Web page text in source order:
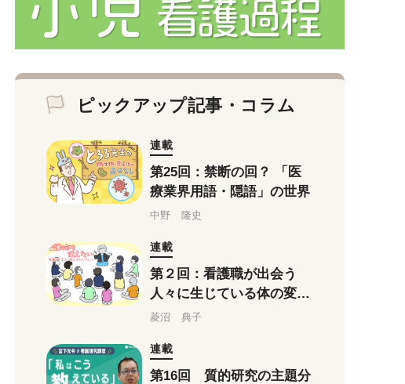
ピックアップ記事・コラム
連載
第25回：禁断の回？ 「医
療業界用語・隠語」の世界
中野 隆史
連載
第２回：看護職が出会う
人々に生じている体の変化
（後編）
菱沼 典子
連載
第16回 質的研究の主題分